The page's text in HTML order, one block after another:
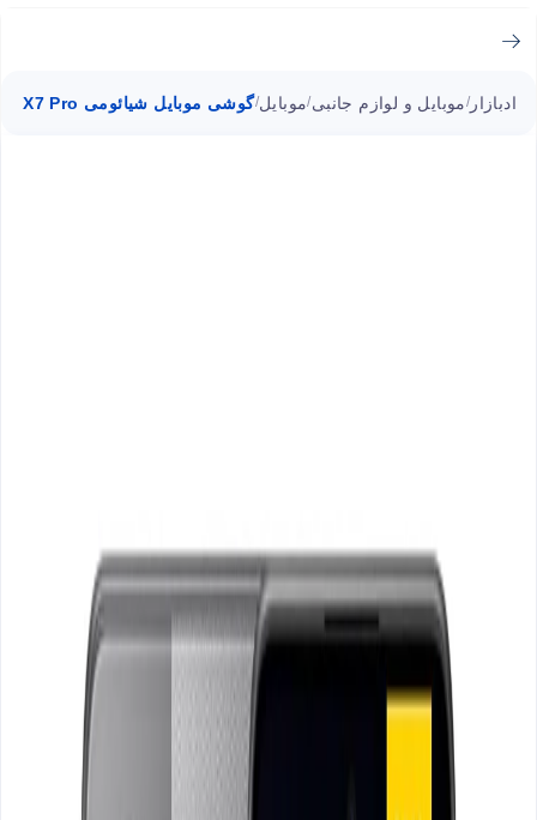
ادبازار /موبایل و لوازم جانبی/موبایل/گوشی موبایل شیائومی Poco X7 Pro ظرفیت 512 گیگابایت رم 12 گیگابایت